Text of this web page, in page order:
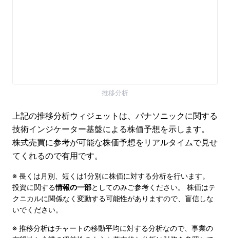
推移分析
上記の推移分析ウィジェットは、パナソニックに関する
技術インジケーター基盤による株価予想を示します。
株式売買に参考が可能な株価予想をリアルタイムで見せ
てくれるので有用です。
※ 長くは月別、短くは1分別に株価に対する分析を行います。
投資に関する情報の一部としてのみご参考ください。 株価はテ
クニカルに関係なく変動する可能性がありますので、盲信しな
いでください。
※ 推移分析はチャートの移動平均に対する分析なので、事業の